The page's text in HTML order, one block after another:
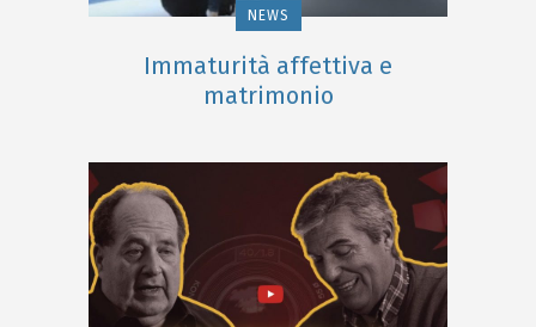
NEWS
Immaturità affettiva e
matrimonio